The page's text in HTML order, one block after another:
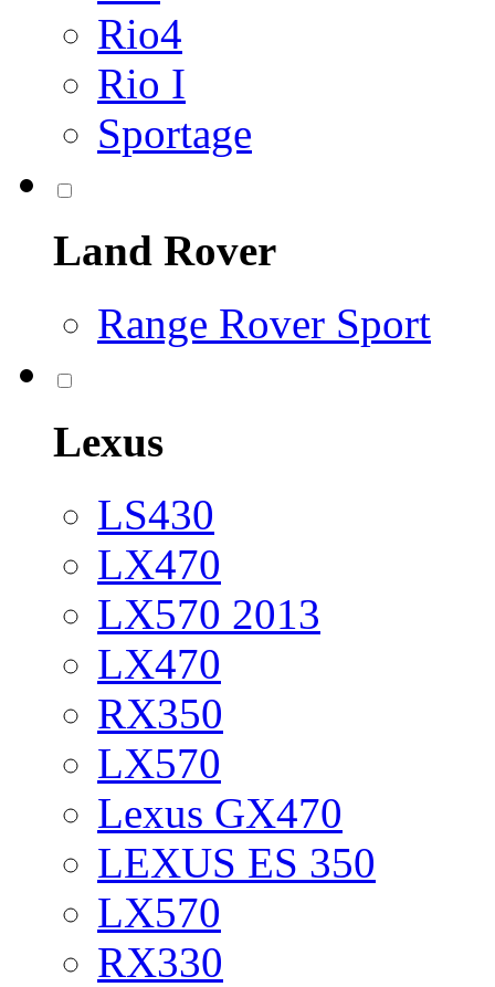
Rio4
Rio I
Sportage
Land Rover
Range Rover Sport
Lexus
LS430
LX470
LX570 2013
LX470
RX350
LX570
Lexus GX470
LEXUS ES 350
LX570
RX330